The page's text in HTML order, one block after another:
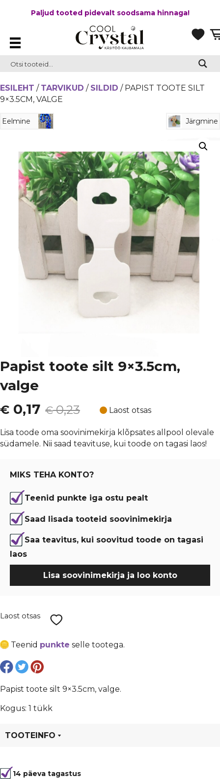
Paljud tooted pidevalt soodsama hinnaga!
ESILEHT / TARVIKUD / SILDID / PAPIST TOOTE SILT
9×3.5CM, VALGE
Eelmine Järgmine
Papist toote silt 9×3.5cm,
valge
€0,23
Algne
hind
oli:
€ 0,23.
€ 0,17
Current
price
is:
€ 0,17.
Laost otsas
Lisa toode oma soovinimekirja klõpsates allpool olevale
südamele. Nii saad teavituse, kui toode on tagasi laos!
MIKS TEHA KONTO?
Teenid punkte iga ostu pealt
Saad lisada tooteid soovinimekirja
Saa teavitus, kui soovitud toode on tagasi
laos
Lisa soovinimekirja ja loo konto
Laost otsas
Teenid punkte selle tootega.
Papist toote silt 9×3.5cm, valge.
Kogus: 1 tükk
TOOTEINFO
14 päeva tagastus